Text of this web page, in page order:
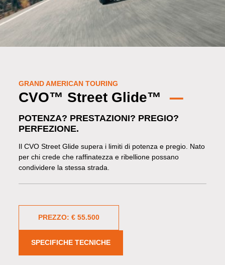
GRAND AMERICAN TOURING
CVO™ Street Glide™
POTENZA? PRESTAZIONI? PREGIO?
PERFEZIONE.
Il CVO Street Glide supera i limiti di potenza e pregio. Nato
per chi crede che raffinatezza e ribellione possano
condividere la stessa strada.
PREZZO: € 55.500
SPECIFICHE TECNICHE